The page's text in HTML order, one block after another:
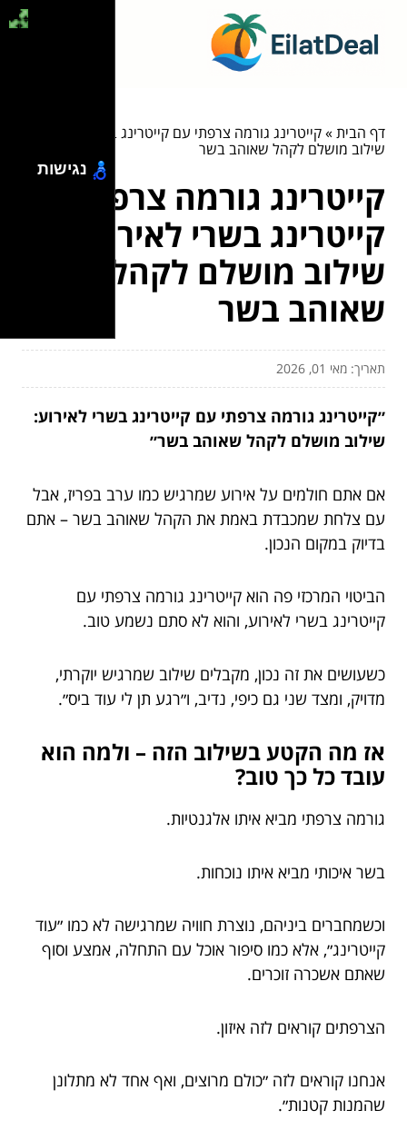
דף הבית»קייטרינג גורמה צרפתי עם קייטרינג בשרי לאירוע:
שילוב מושלם לקהל שאוהב בשר
קייטרינג גורמה צרפתי עם
קייטרינג בשרי לאירוע:
שילוב מושלם לקהל
שאוהב בשר
תאריך: מאי 01, 2026
״קייטרינג גורמה צרפתי עם קייטרינג בשרי לאירוע:
שילוב מושלם לקהל שאוהב בשר״
אם אתם חולמים על אירוע שמרגיש כמו ערב בפריז, אבל
עם צלחת שמכבדת באמת את הקהל שאוהב בשר – אתם
בדיוק במקום הנכון.
הביטוי המרכזי פה הוא קייטרינג גורמה צרפתי עם
קייטרינג בשרי לאירוע, והוא לא סתם נשמע טוב.
כשעושים את זה נכון, מקבלים שילוב שמרגיש יוקרתי,
מדויק, ומצד שני גם כיפי, נדיב, ו״רגע תן לי עוד ביס״.
אז מה הקטע בשילוב הזה – ולמה הוא
עובד כל כך טוב?
גורמה צרפתי מביא איתו אלגנטיות.
בשר איכותי מביא איתו נוכחות.
וכשמחברים ביניהם, נוצרת חוויה שמרגישה לא כמו ״עוד
קייטרינג״, אלא כמו סיפור אוכל עם התחלה, אמצע וסוף
שאתם אשכרה זוכרים.
הצרפתים קוראים לזה איזון.
אנחנו קוראים לזה ״כולם מרוצים, ואף אחד לא מתלונן
שהמנות קטנות״.
נגישות